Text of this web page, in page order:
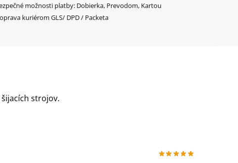
možnosti platby: Dobierka, Prevodom, Kartou
kuriérom GLS/ DPD / Packeta
strojov.